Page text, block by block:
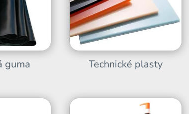
guma Technické plasty